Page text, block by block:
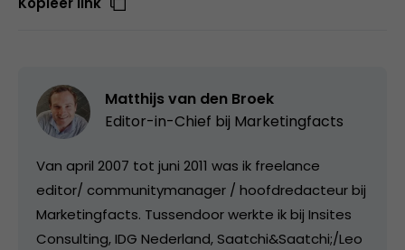
Matthijs van den Broek
Editor-in-Chief bij Marketingfacts
Van april 2007 tot juni 2011 was ik freelance
editor/ communitymanager / hoofdredacteur bij
Marketingfacts. Tussendoor werkte ik bij Insites
Consulting, IDG Nederland, Saatchi&Saatchi;/Leo